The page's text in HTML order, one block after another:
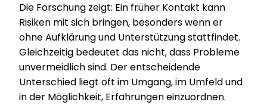
Die Forschung zeigt: Ein früher Kontakt kann
Risiken mit sich bringen, besonders wenn er
ohne Aufklärung und Unterstützung stattfindet.
Gleichzeitig bedeutet das nicht, dass Probleme
unvermeidlich sind. Der entscheidende
Unterschied liegt oft im Umgang, im Umfeld und
in der Möglichkeit, Erfahrungen einzuordnen.